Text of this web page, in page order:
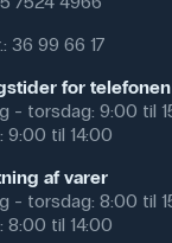
kan papiret
eller hobbyrum,
bruges også i
(l) 50 m
Papir, Polypropylen
36 99 66 17
for telefonen
- torsdag: 9:00 til
9:00 til 14:00
af varer
- torsdag: 8:00 til
8:00 til 14:00